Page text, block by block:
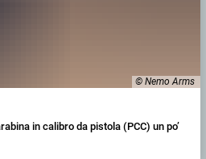
© Nemo Arms
in calibro da pistola (PCC) un po’